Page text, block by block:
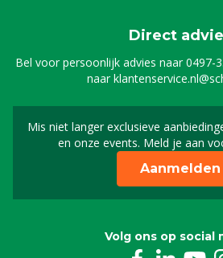
Insteekbus kop Vink
8802468
Direct
Bel voor persoonlijk advies naar0497-
naar
Mis niet langer exclusieve
en onze events. Meld je aan
Aanmelden
Volg ons op social